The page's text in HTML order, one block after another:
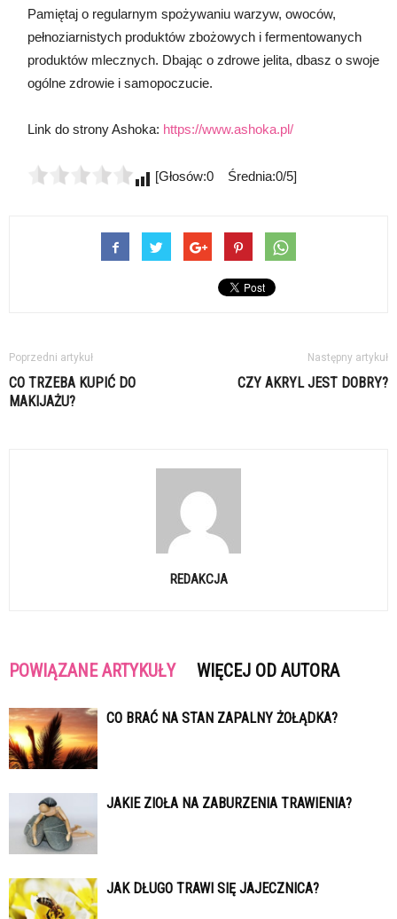
Pamiętaj o regularnym spożywaniu warzyw, owoców,
pełnoziarnistych produktów zbożowych i fermentowanych
produktów mlecznych. Dbając o zdrowe jelita, dbasz o swoje
ogólne zdrowie i samopoczucie.
Link do strony Ashoka: https://www.ashoka.pl/
[Głosów:0 Średnia:0/5]
Poprzedni artykuł
CO TRZEBA KUPIĆ DO
MAKIJAŻU?
Następny artykuł
CZY AKRYL JEST DOBRY?
REDAKCJA
POWIĄZANE ARTYKUŁY WIĘCEJ OD AUTORA
CO BRAĆ NA STAN ZAPALNY ŻOŁĄDKA?
JAKIE ZIOŁA NA ZABURZENIA TRAWIENIA?
JAK DŁUGO TRAWI SIĘ JAJECZNICA?